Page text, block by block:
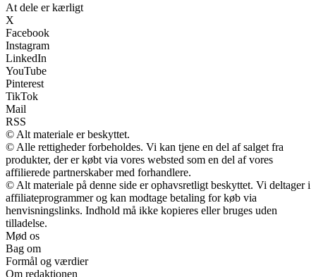
At dele er kærligt
X
Facebook
Instagram
LinkedIn
YouTube
Pinterest
TikTok
Mail
RSS
© Alt materiale er beskyttet.
© Alle rettigheder forbeholdes. Vi kan tjene en del af salget fra
produkter, der er købt via vores websted som en del af vores
affilierede partnerskaber med forhandlere.
© Alt materiale på denne side er ophavsretligt beskyttet. Vi deltager i
affiliateprogrammer og kan modtage betaling for køb via
henvisningslinks. Indhold må ikke kopieres eller bruges uden
tilladelse.
Mød os
Bag om
Formål og værdier
Om redaktionen